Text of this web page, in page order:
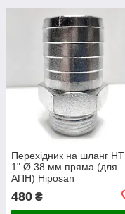
Перехідник на шланг НТ
1" Ø 38 мм пряма (для
АПН) Hiposan
480 ₴